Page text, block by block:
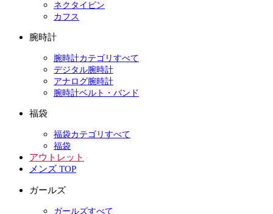
ネクタイピン
カフス
腕時計
腕時計カテゴリすべて
デジタル腕時計
アナログ腕時計
腕時計ベルト・バンド
福袋
福袋カテゴリすべて
福袋
アウトレット
メンズ TOP
ガールズ
ガールズすべて